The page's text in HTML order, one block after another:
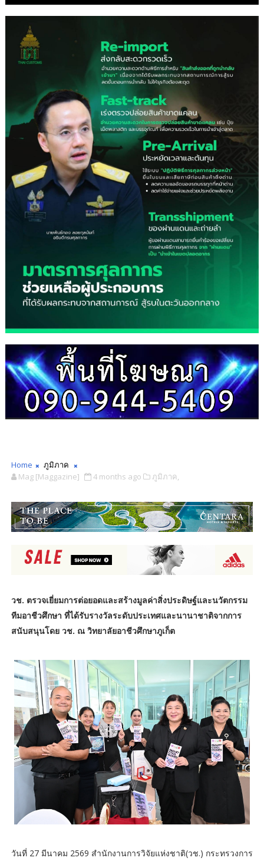
Home
ภูมิภาค
Mag [Maggazine]
4 months ago ภูมิภาค,
วช. ตรวจเยี่ยมการต่อยอดและสร้างมูลค่าสิ่งประดิษฐ์และนวัตกรรม
ทีมอาชีวศึกษา ที่ได้รับรางวัลระดับประเทศและนานาชาติจากการ
สนับสนุนโดย วช. ณ วิทยาลัยอาชีวศึกษาภูเก็ต
วันที่ 27 มีนาคม 2569 สำนักงานการวิจัยแห่งชาติ(วช.) กระทรวงการ